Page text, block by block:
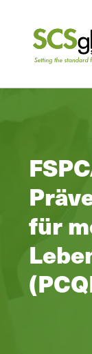
für